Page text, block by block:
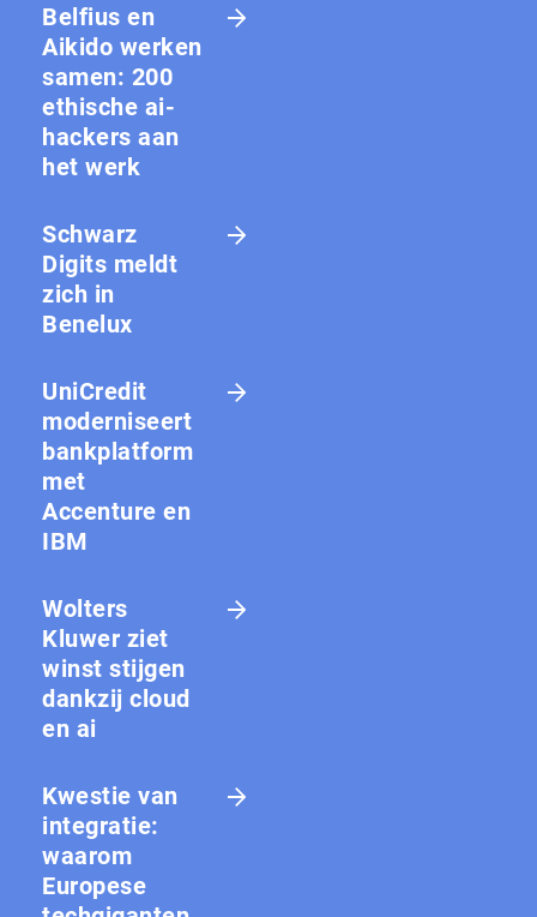
Belfius en
Aikido werken
samen: 200
ethische ai-
hackers aan
het werk
Schwarz
Digits meldt
zich in
Benelux
UniCredit
moderniseert
bankplatform
met
Accenture en
IBM
Wolters
Kluwer ziet
winst stijgen
dankzij cloud
en ai
Kwestie van
integratie:
waarom
Europese